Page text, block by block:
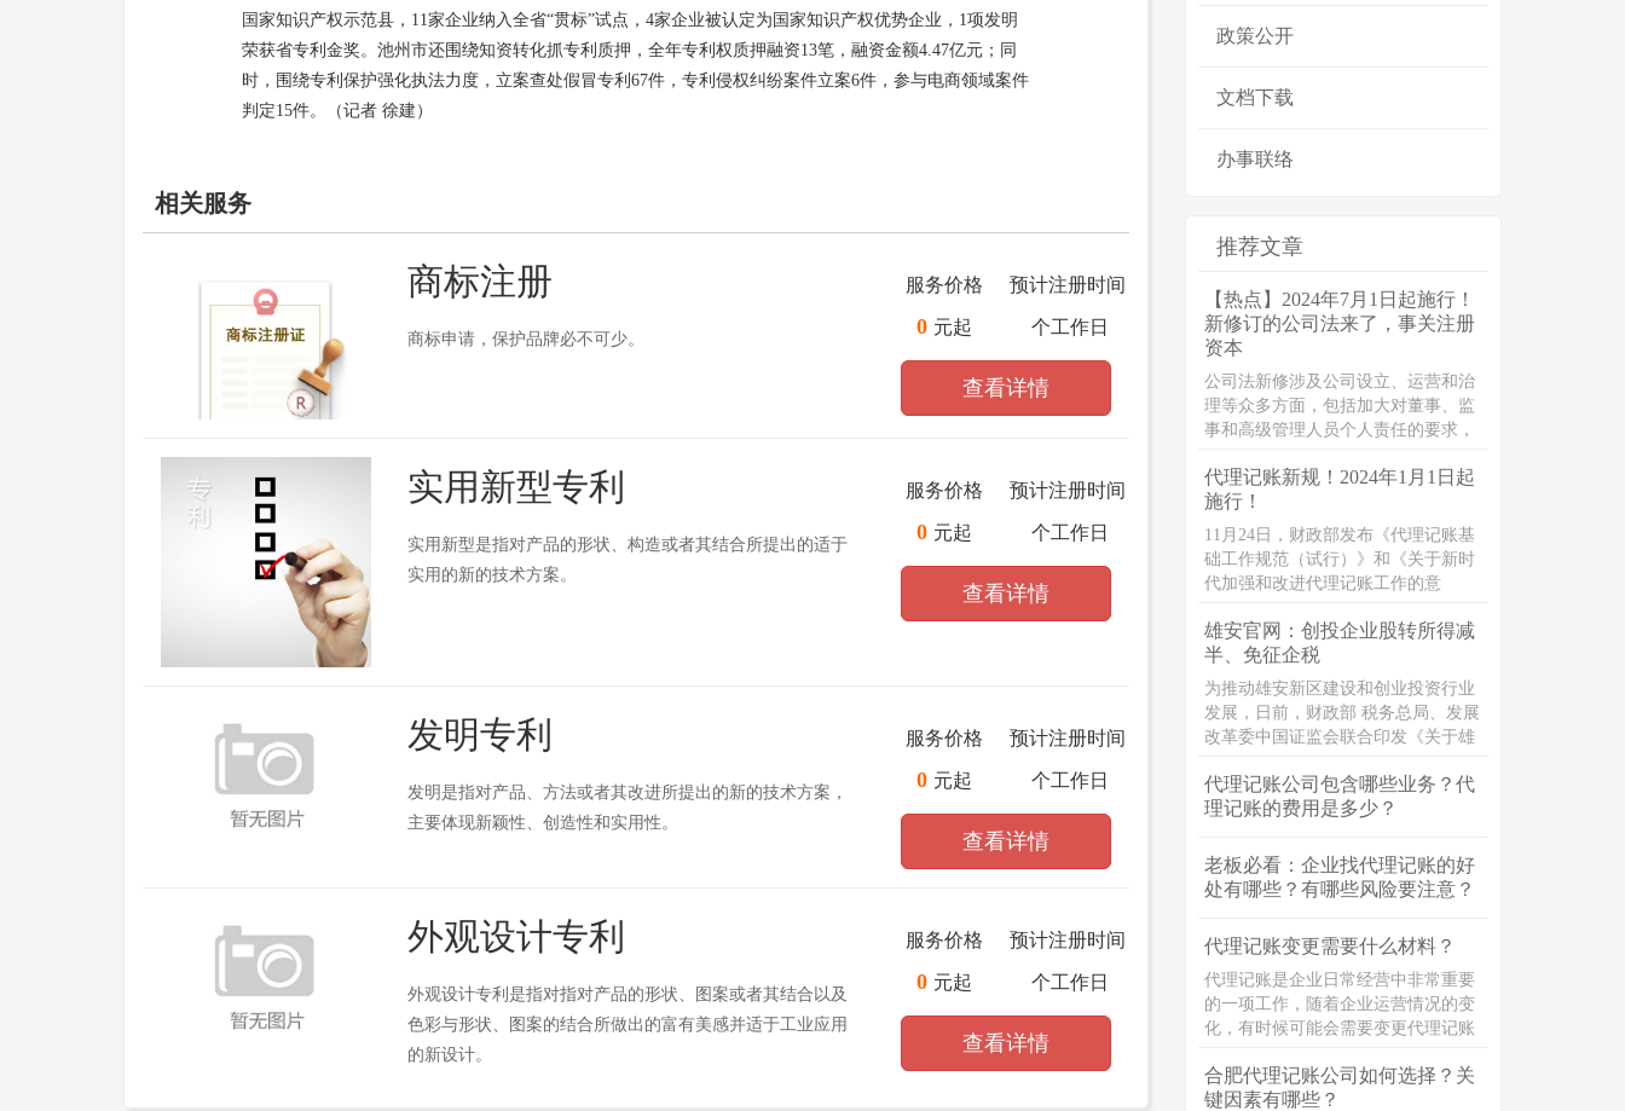
国家知识产权示范县，11家企业纳入全省“贯标”试点，4家企业被认定为国家知识产权优势企业，1项发明
荣获省专利金奖。池州市还围绕知资转化抓专利质押，全年专利权质押融资13笔，融资金额4.47亿元；同
时，围绕专利保护强化执法力度，立案查处假冒专利67件，专利侵权纠纷案件立案6件，参与电商领域案件
判定15件。（记者 徐建）
相关服务
商标注册
商标申请，保护品牌必不可少。
服务价格
0 元起
预计注册时间
个工作日
查看详情
实用新型专利
实用新型是指对产品的形状、构造或者其结合所提出的适于
实用的新的技术方案。
服务价格
0 元起
预计注册时间
个工作日
查看详情
发明专利
发明是指对产品、方法或者其改进所提出的新的技术方案，
主要体现新颖性、创造性和实用性。
服务价格
0 元起
预计注册时间
个工作日
查看详情
外观设计专利
外观设计专利是指对指对产品的形状、图案或者其结合以及
色彩与形状、图案的结合所做出的富有美感并适于工业应用
的新设计。
服务价格
0 元起
预计注册时间
个工作日
查看详情
政策公开
文档下载
办事联络
推荐文章
【热点】2024年7月1日起施行！
新修订的公司法来了，事关注册
资本
公司法新修涉及公司设立、运营和治
理等众多方面，包括加大对董事、监
事和高级管理人员个人责任的要求，
无论公司法人、股东、投资者、中高
管理层都格外关注此次新法对公司经
营乃至公司章程设计的实际影响，无
论是身处其中的法务，还是从事公司
业务的民商事律师，都需要透彻掌握
代理记账新规！2024年1月1日起
施行！
11月24日，财政部发布《代理记账基
础工作规范（试行）》和《关于新时
代加强和改进代理记账工作的意
雄安官网：创投企业股转所得减
半、免征企税
为推动雄安新区建设和创业投资行业
发展，日前，财政部 税务总局、发展
改革委中国证监会联合印发《关于雄
所得税试点政策的通知》（财税
〔2023〕40号）（以下简称《通
有关批复精神，在雄安新区试行公司
型创业投资企业的企业所得税优惠政
代理记账公司包含哪些业务？代
理记账的费用是多少？
老板必看：企业找代理记账的好
处有哪些？有哪些风险要注意？
代理记账变更需要什么材料？
代理记账是企业日常经营中非常重要
的一项工作，随着企业运营情况的变
化，有时候可能会需要变更代理记账
要准备哪些材料呢？接下来，小编将
为大家详细介绍！
合肥代理记账公司如何选择？关
键因素有哪些？